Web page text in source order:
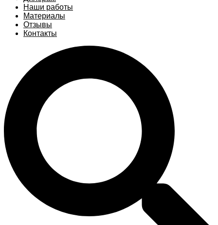
Наши работы
Материалы
Отзывы
Контакты